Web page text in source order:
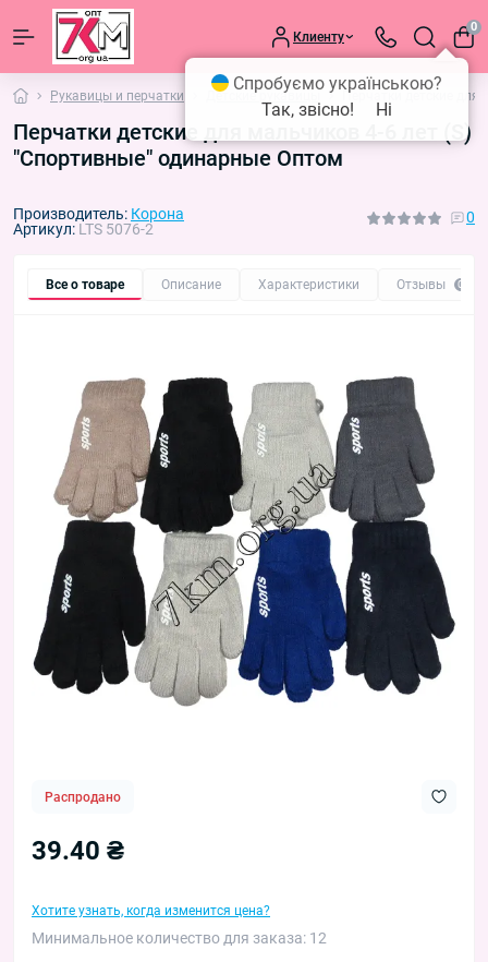
Клиенту
0
Рукавицы и перчатки Детские рукавицы Перчатки детские
Перчатки детские для мальчиков 4-6 лет (S)
"Спортивные" одинарные Оптом
Производитель: Корона
Артикул: LTS 5076-2
0
Все о товаре Описание Характеристики Отзывы 0
Распродано
39.40 ₴
Хотите узнать, когда изменится цена?
Минимальное количество для заказа: 12
Спробуємо українською?
Так, звісно!
Ні